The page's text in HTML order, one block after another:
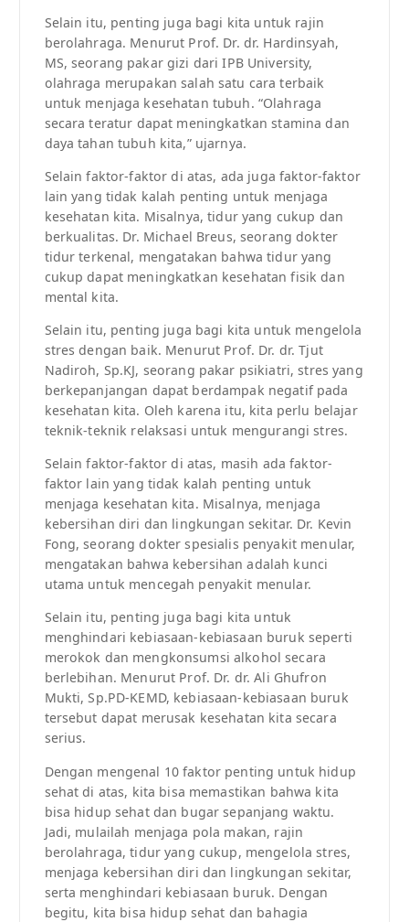
Selain itu, penting juga bagi kita untuk rajin
berolahraga. Menurut Prof. Dr. dr. Hardinsyah,
MS, seorang pakar gizi dari IPB University,
olahraga merupakan salah satu cara terbaik
untuk menjaga kesehatan tubuh. “Olahraga
secara teratur dapat meningkatkan stamina dan
daya tahan tubuh kita,” ujarnya.
Selain faktor-faktor di atas, ada juga faktor-faktor
lain yang tidak kalah penting untuk menjaga
kesehatan kita. Misalnya, tidur yang cukup dan
berkualitas. Dr. Michael Breus, seorang dokter
tidur terkenal, mengatakan bahwa tidur yang
cukup dapat meningkatkan kesehatan fisik dan
mental kita.
Selain itu, penting juga bagi kita untuk mengelola
stres dengan baik. Menurut Prof. Dr. dr. Tjut
Nadiroh, Sp.KJ, seorang pakar psikiatri, stres yang
berkepanjangan dapat berdampak negatif pada
kesehatan kita. Oleh karena itu, kita perlu belajar
teknik-teknik relaksasi untuk mengurangi stres.
Selain faktor-faktor di atas, masih ada faktor-
faktor lain yang tidak kalah penting untuk
menjaga kesehatan kita. Misalnya, menjaga
kebersihan diri dan lingkungan sekitar. Dr. Kevin
Fong, seorang dokter spesialis penyakit menular,
mengatakan bahwa kebersihan adalah kunci
utama untuk mencegah penyakit menular.
Selain itu, penting juga bagi kita untuk
menghindari kebiasaan-kebiasaan buruk seperti
merokok dan mengkonsumsi alkohol secara
berlebihan. Menurut Prof. Dr. dr. Ali Ghufron
Mukti, Sp.PD-KEMD, kebiasaan-kebiasaan buruk
tersebut dapat merusak kesehatan kita secara
serius.
Dengan mengenal 10 faktor penting untuk hidup
sehat di atas, kita bisa memastikan bahwa kita
bisa hidup sehat dan bugar sepanjang waktu.
Jadi, mulailah menjaga pola makan, rajin
berolahraga, tidur yang cukup, mengelola stres,
menjaga kebersihan diri dan lingkungan sekitar,
serta menghindari kebiasaan buruk. Dengan
begitu, kita bisa hidup sehat dan bahagia